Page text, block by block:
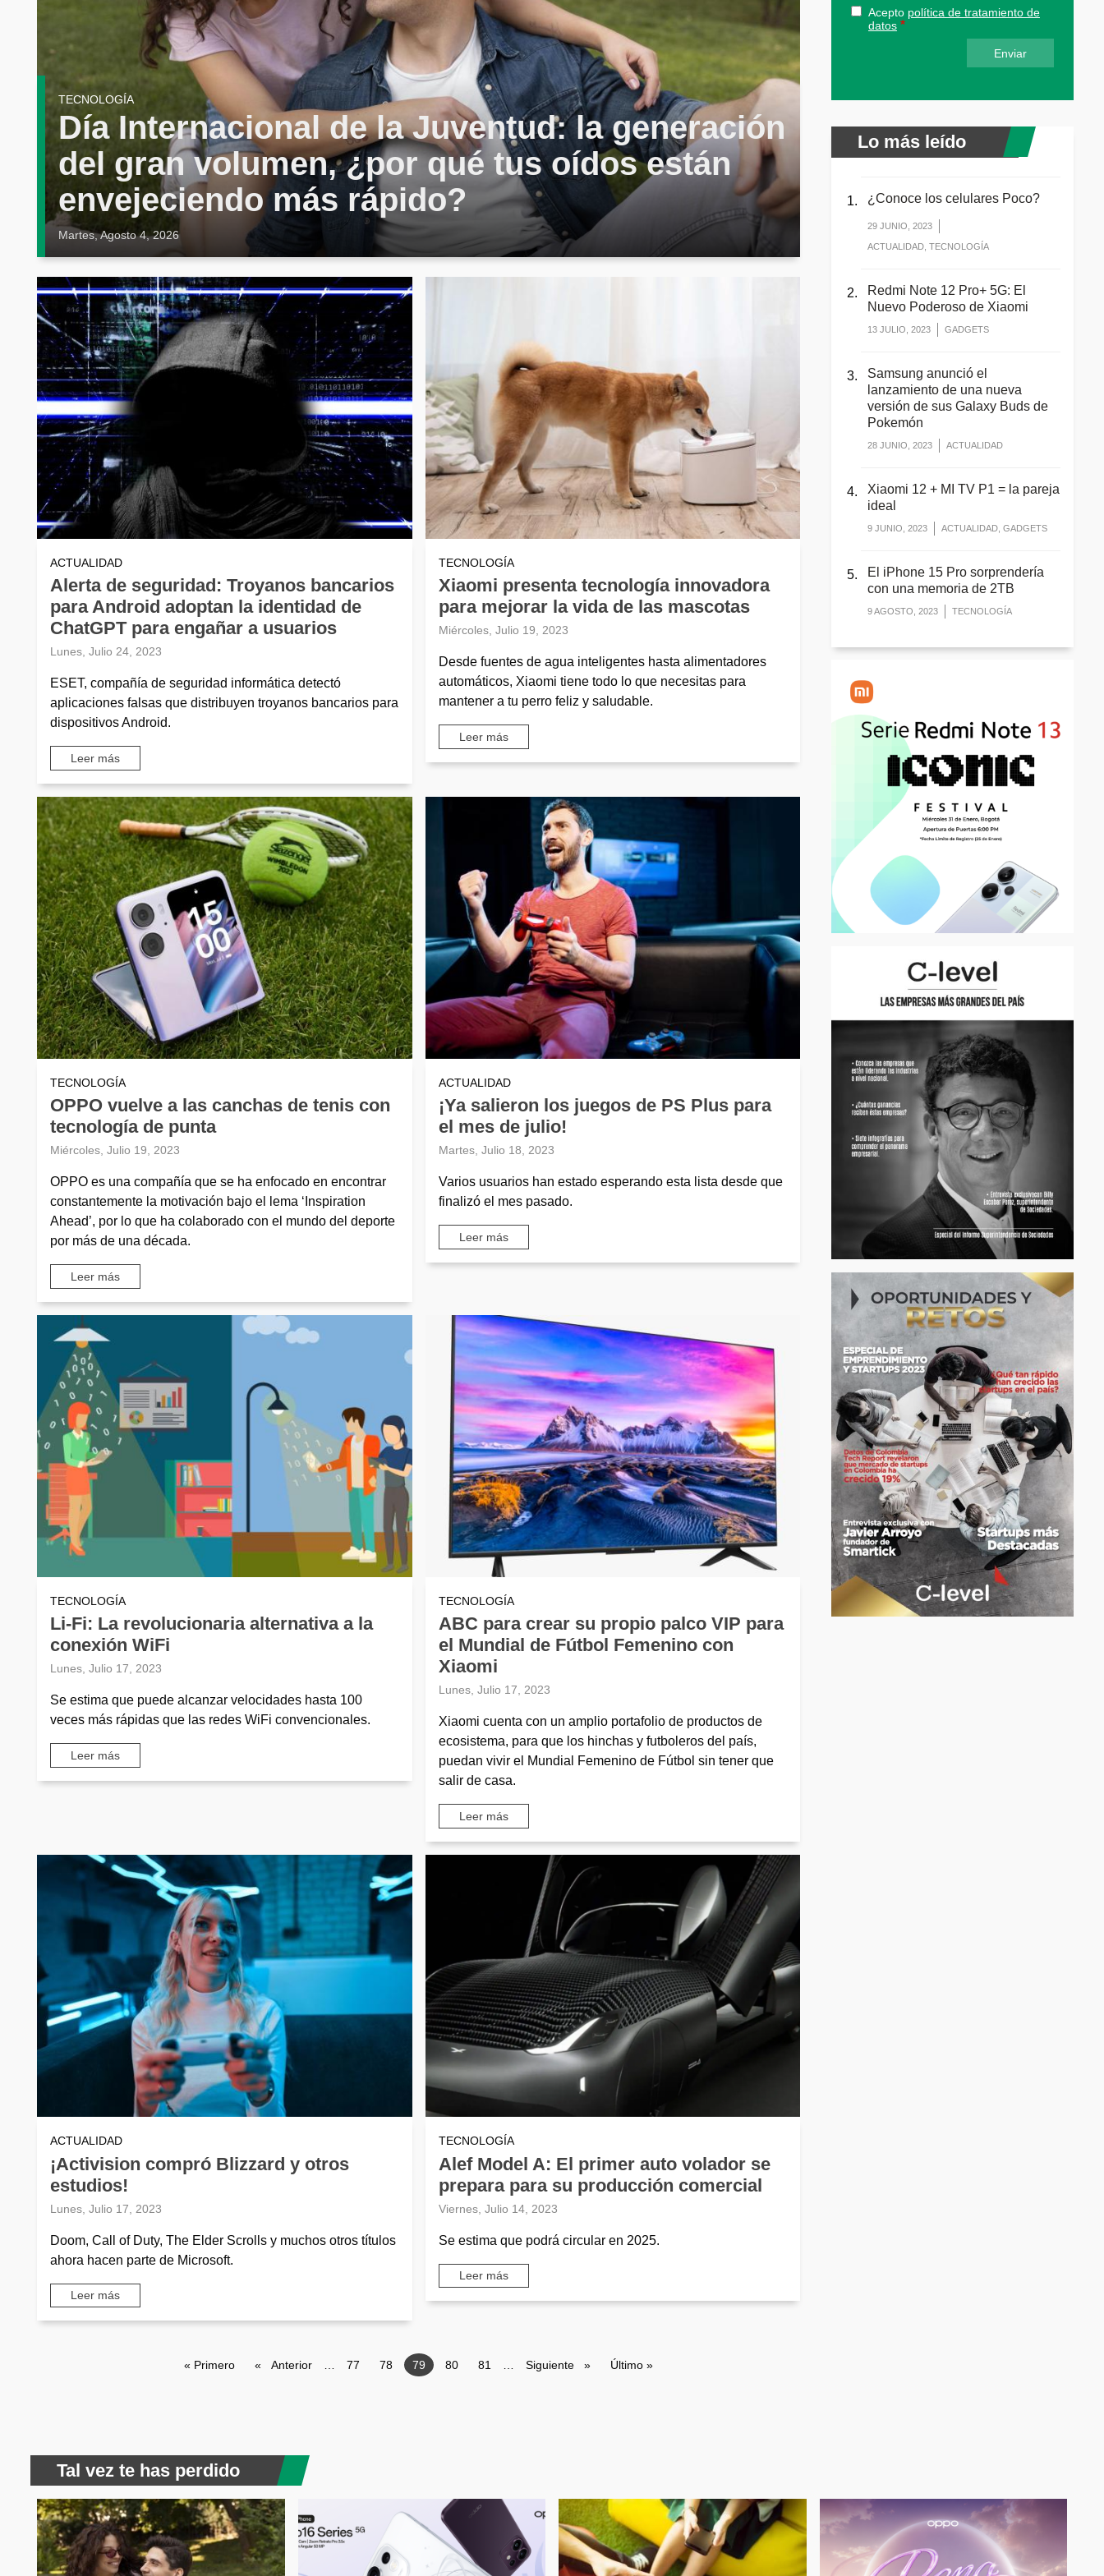
TECNOLOGÍA
Día Internacional de la Juventud: la generación
del gran volumen, ¿por qué tus oídos están
envejeciendo más rápido?
Martes, Agosto 4, 2026
ACTUALIDAD
Alerta de seguridad: Troyanos bancarios
para Android adoptan la identidad de
ChatGPT para engañar a usuarios
Lunes, Julio 24, 2023
ESET, compañía de seguridad informática detectó
aplicaciones falsas que distribuyen troyanos bancarios para
dispositivos Android.
Leer más
TECNOLOGÍA
Xiaomi presenta tecnología innovadora
para mejorar la vida de las mascotas
Miércoles, Julio 19, 2023
Desde fuentes de agua inteligentes hasta alimentadores
automáticos, Xiaomi tiene todo lo que necesitas para
mantener a tu perro feliz y saludable.
Leer más
TECNOLOGÍA
OPPO vuelve a las canchas de tenis con
tecnología de punta
Miércoles, Julio 19, 2023
OPPO es una compañía que se ha enfocado en encontrar
constantemente la motivación bajo el lema ‘Inspiration
Ahead’, por lo que ha colaborado con el mundo del deporte
por más de una década.
Leer más
ACTUALIDAD
¡Ya salieron los juegos de PS Plus para
el mes de julio!
Martes, Julio 18, 2023
Varios usuarios han estado esperando esta lista desde que
finalizó el mes pasado.
Leer más
TECNOLOGÍA
Li-Fi: La revolucionaria alternativa a la
conexión WiFi
Lunes, Julio 17, 2023
Se estima que puede alcanzar velocidades hasta 100
veces más rápidas que las redes WiFi convencionales.
Leer más
TECNOLOGÍA
ABC para crear su propio palco VIP para
el Mundial de Fútbol Femenino con
Xiaomi
Lunes, Julio 17, 2023
Xiaomi cuenta con un amplio portafolio de productos de
ecosistema, para que los hinchas y futboleros del país,
puedan vivir el Mundial Femenino de Fútbol sin tener que
salir de casa.
Leer más
ACTUALIDAD
¡Activision compró Blizzard y otros
estudios!
Lunes, Julio 17, 2023
Doom, Call of Duty, The Elder Scrolls y muchos otros títulos
ahora hacen parte de Microsoft.
Leer más
TECNOLOGÍA
Alef Model A: El primer auto volador se
prepara para su producción comercial
Viernes, Julio 14, 2023
Se estima que podrá circular en 2025.
Leer más
Primera página
« Primero Página anterior
Anterior Page
77 Page
78 Página actual
79 Page
80 Page
81 Siguiente página
Siguiente Última página
Último »
Acepto política de tratamiento de
datos
Lo más leído
¿Conoce los celulares Poco?
29 JUNIO, 2023
ACTUALIDAD, TECNOLOGÍA
Redmi Note 12 Pro+ 5G: El
Nuevo Poderoso de Xiaomi
13 JULIO, 2023 GADGETS
Samsung anunció el
lanzamiento de una nueva
versión de sus Galaxy Buds de
Pokemón
28 JUNIO, 2023 ACTUALIDAD
Xiaomi 12 + MI TV P1 = la pareja
ideal
9 JUNIO, 2023 ACTUALIDAD, GADGETS
El iPhone 15 Pro sorprendería
con una memoria de 2TB
9 AGOSTO, 2023 TECNOLOGÍA
Tal vez te has perdido